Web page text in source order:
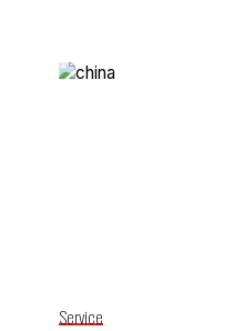
Service